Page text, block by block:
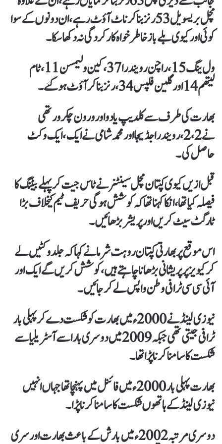
مچل بریسویل 53 رنز بنا کر ناٹ آؤٹ رہے، ان دونوں کے سوا
کوئی اور کیوی بلے باز خاطر خواہ کارکردگی نہ دکھا سکا۔
ول ینگ 15، راچن رویندرا 37، کین ولیمسن 11، ٹام
لیتھم 14 اور گلین فلپس 34، رنز بناکر آؤٹ ہوگئے۔
بھارت کی طرف سے کلدیپ یادو اور ورون چکرورتھی
نے 2، 2، رویندرا جڈیجا اور محمد شامی نے ایک، ایک وکٹ
حاصل کی۔
قبل ازیں کیوی کپتان مچل سینٹنر نے ٹاس جیت کر پہلے بیٹنگ کا
فیصلہ کیا تھا، انکا کہنا تھا کہ کوشش ہوگی حریف ٹیم کیخلاف بڑا
ٹارگٹ سیٹ کریں اور پریشر بڑھائیں۔
اس موقع پر بھارتی کپتان روہت شرما نے کہا کہ جلد وکٹیں لے
کر کیویز پر پریشانی بڑھانا چاہتے ہیں، کوشش کریں گے ایک اور
آئی سی سی ٹرافی وطن واپس لے کر جائیں۔
نیوزی لینڈ نے 2000ء میں بھارت کو شکست دے کر پہلی بار
ٹرافی جیتی تھی جبکہ 2009 میں دوسری بار اسے آسٹریلیا سے
شکست کا سامنا کرنا پڑا تھا۔
بھارت پہلی بار 2000ء میں فائنل میں پہنچا تھا جہاں انہیں
نیوزی لینڈ کے ہاتھوں شکست کا سامنا کرنا پڑا۔
دوسری مرتبہ 2002ء میں بارش کے باعث بھارت اور سری